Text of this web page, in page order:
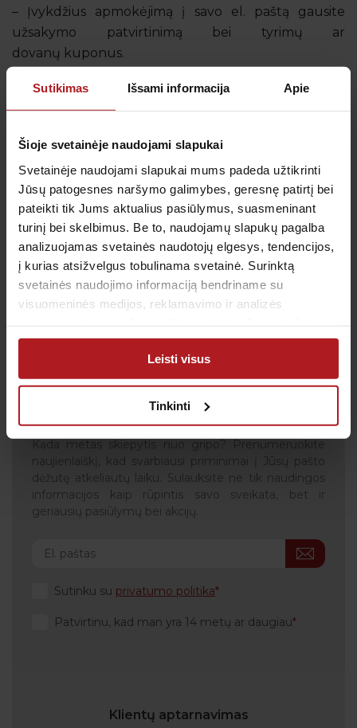
Sutikimas Išsami informacija Apie
Šioje svetainėje naudojami slapukai
Svetainėje naudojami slapukai mums padeda užtikrinti
Jūsų patogesnes naršymo galimybes, geresnę patirtį bei
pateikti tik Jums aktualius pasiūlymus, suasmeninant
turinį bei skelbimus. Be to, naudojamų slapukų pagalba
analizuojamas svetainės naudotojų elgesys, tendencijos,
į kurias atsižvelgus tobulinama svetainė. Surinktą
svetainės naudojimo informaciją bendriname su
visuomeninės medijos, reklamavimo ir analizės
arba naudojant paslaugas surinktos informacijos.
Leisti visus
Tinkinti
– Įvykdžius apmokėjimą į savo el. paštą gausite
užsakymo patvirtinimą bei tyrimų ar
dovanų kuponus.
SB Lizingas
Klientų patogumui, perkant tyrimus ar tyrimų
programas už 70 eurų ir daugiau internetu,
suteikiame galimybę tyrimus įsigyti išsimokėtinai.
Pasirinkus šį mokėjimo būdą, užsakymo pabaigoje
būsite nukreipti į „SB Lizingo“ sistemą. Joje galėsite
pasirinkti pirkimo išsimokėtinai laikotarpį bei pradinį
įnašą iš lizingo bendrovės siūlomų variantų.
Gauk naujienas pirmas
Kas kiek laiko būtina profilaktiškai tikrintis sveikatą?
Kada metas skiepytis nuo gripo? Prenumeruokite
naujienlaiškį, kad svarbiausi priminimai į Jūsų pašto
dėžutę atkeliautų laiku. Sulauksite ne tik naudingos
informacijos kaip rūpintis savo sveikata, bet ir
geriausių pasiūlymų bei akcijų.
Sutinku su privatumo politika
Patvirtinu, kad man yra 14 metų ar daugiau
Klientų aptarnavimas